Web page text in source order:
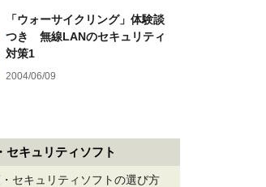
「ウォーサイクリング」体験談
つき 無線LANのセキュリティ
対策1
2004/06/09
セキュリティソフト
セキュリティソフトの選び方